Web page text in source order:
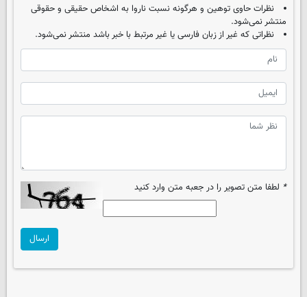
نظرات حاوی توهین و هرگونه نسبت ناروا به اشخاص حقیقی و حقوقی
منتشر نمی‌شود.
نظراتی که غیر از زبان فارسی یا غیر مرتبط با خبر باشد منتشر نمی‌شود.
* لطفا متن تصویر را در جعبه متن وارد کنید
ارسال